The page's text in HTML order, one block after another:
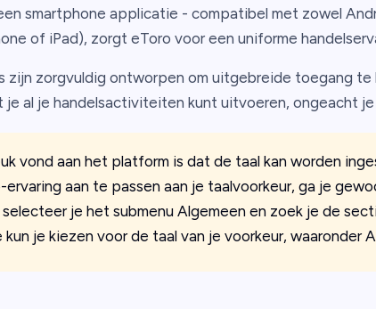
smartphone applicatie - compatibel met zowel
of iPad), zorgt eToro voor een uniforme
zijn zorgvuldig ontworpen om uitgebreide toegang
je al je handelsactiviteiten kunt uitvoeren, ongeacht
vond aan het platform is dat de taal kan worden
ervaring aan te passen aan je taalvoorkeur, ga je
je het submenu Algemeen en zoek je de